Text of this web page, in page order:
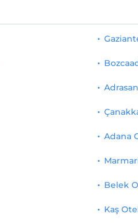
Adana
Belek
Kaş